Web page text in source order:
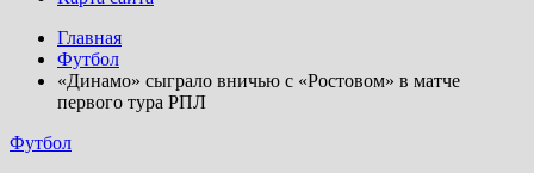
Главная
Футбол
«Динамо» сыграло вничью с «Ростовом» в матче
первого тура РПЛ
Футбол